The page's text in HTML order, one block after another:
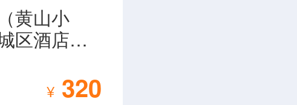
把扇子，
说：“什么
时候踉你
黄山小
区酒店免
¥ 320